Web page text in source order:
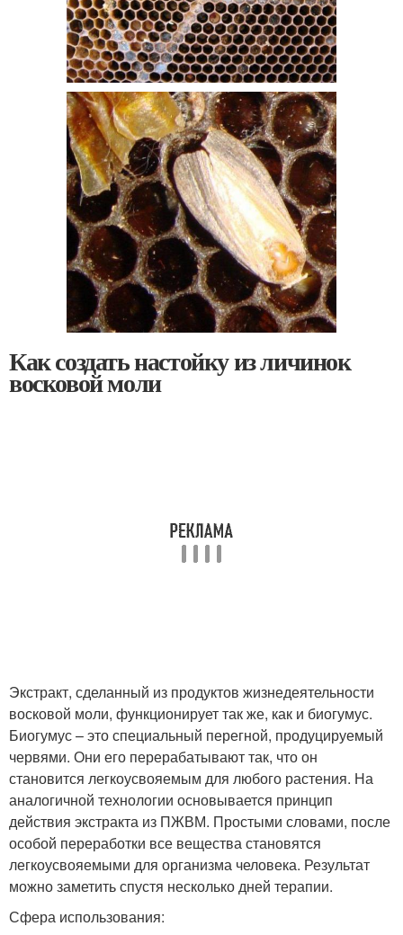
Как создать настойку из личинок
восковой моли
Экстракт, сделанный из продуктов жизнедеятельности
восковой моли, функционирует так же, как и биогумус.
Биогумус – это специальный перегной, продуцируемый
червями. Они его перерабатывают так, что он
становится легкоусвояемым для любого растения. На
аналогичной технологии основывается принцип
действия экстракта из ПЖВМ. Простыми словами, после
особой переработки все вещества становятся
легкоусвояемыми для организма человека. Результат
можно заметить спустя несколько дней терапии.
Сфера использования: